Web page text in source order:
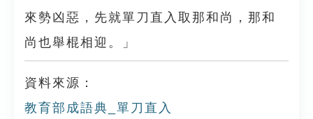
來勢凶惡，先就單刀直入取那和尚，那和
尚也舉棍相迎。」
資料來源：
教育部成語典_單刀直入